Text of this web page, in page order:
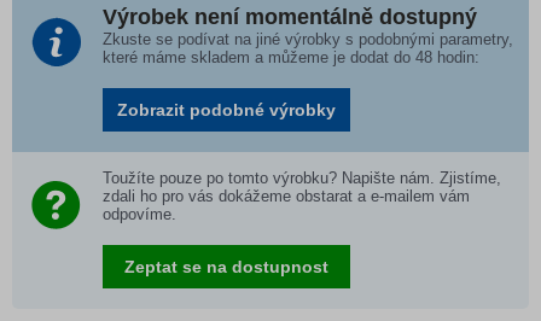
Výrobek není momentálně dostupný
Zkuste se podívat na jiné výrobky s podobnými parametry,
které máme skladem a můžeme je dodat do 48 hodin:
Zobrazit podobné výrobky
Toužíte pouze po tomto výrobku? Napište nám. Zjistíme,
zdali ho pro vás dokážeme obstarat a e-mailem vám
odpovíme.
Zeptat se na dostupnost